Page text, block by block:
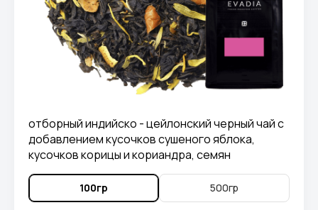
отборный индийско - цейлонский черный чай с
добавлением кусочков сушеного яблока,
кусочков корицы и кориандра, семян
кардамона, высушенных долек апельсина,
горошин красного перца, гвоздики,
ароматизированный натуральными маслами.
100гр 500гр